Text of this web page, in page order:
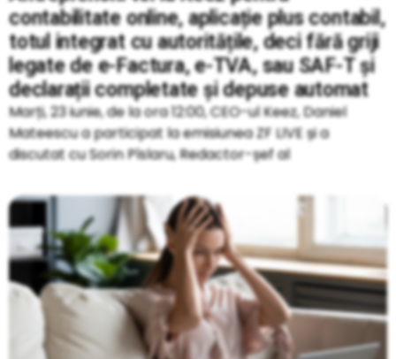
contabilitate online, aplicație plus contabil,
totul integrat cu autoritățile, deci fără griji
legate de e-Factura, e-TVA, sau SAF-T și
declarații completate și depuse automat
Marți, 23 iunie, de la ora 12:00, CEO-ul Keez, Daniel
Mateescu a participat la emisiunea ZF LIVE și a
discutat cu Sorin Pîslaru, Redactor-șef al